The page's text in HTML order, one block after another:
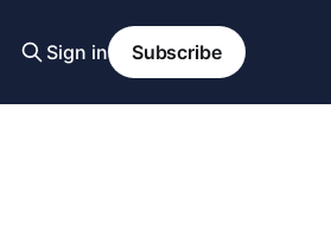
Sign in Subscribe